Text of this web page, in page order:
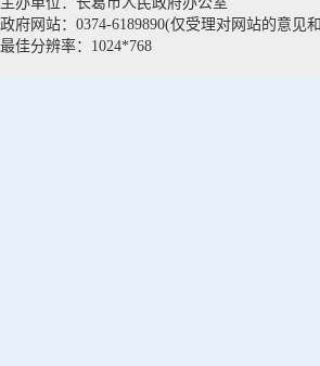
政府网站：0374-6189890(仅受理对网站的意见
最佳分辨率：1024*768